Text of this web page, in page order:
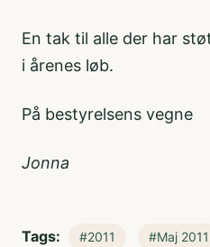
En tak til alle der har
i årenes løb.
På bestyrelsens vegne
Jonna
Tags: #2011 #Maj 2011